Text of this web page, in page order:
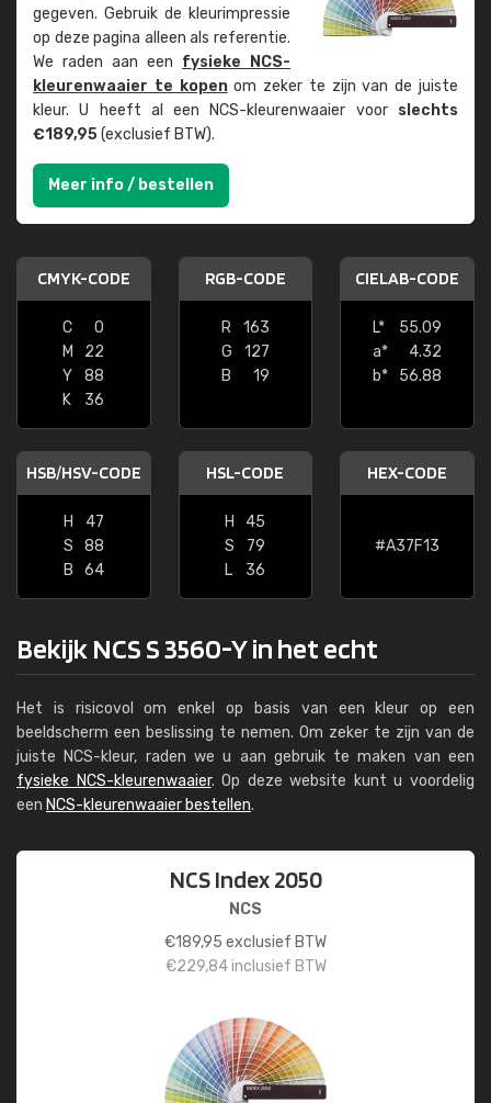
gegeven. Gebruik de kleur­impressie
op deze pagina alleen als referentie.
We raden aan een fysieke NCS-
kleuren­waaier te kopenom zeker te zijn van de juiste
kleur. U heeft al een NCS-kleuren­waaier voor slechts
€189,95(exclusief BTW).
Meer info / bestellen
CMYK-CODE
C
0
M
22
Y
88
K
36
RGB-CODE
R
163
G
127
B
19
CIELAB-CODE
L*
55.09
a*
4.32
b*
56.88
HSB/HSV-CODE
H
47
S
88
B
64
HSL-CODE
H
45
S
79
L
36
HEX-CODE
#A37F13
Bekijk NCS S 3560-Y in het echt
Het is risicovol om enkel op basis van een kleur op een
beeldscherm een beslissing te nemen. Om zeker te zijn van de
juiste NCS-kleur, raden we u aan gebruik te maken van een
fysieke NCS-kleurenwaaier. Op deze website kunt u voordelig
een NCS-kleurenwaaier bestellen.
NCS Index 2050
NCS
€189,95 exclusief BTW
€229,84inclusief BTW